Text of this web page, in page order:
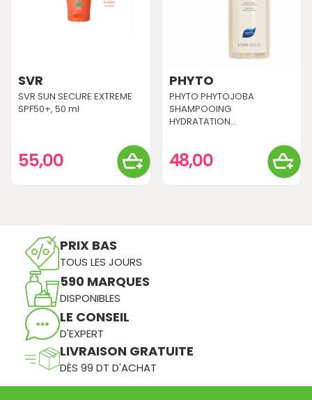
SVR
SVR SUN SECURE EXTREME
SPF50+, 50 ml
55,00
PHYTO
PHYTO PHYTOJOBA
SHAMPOOING
HYDRATATION...
48,00
PRIX BAS
TOUS LES JOURS
590 MARQUES
DISPONIBLES
LE CONSEIL
D'EXPERT
LIVRAISON GRATUITE
DÈS 99 DT D'ACHAT